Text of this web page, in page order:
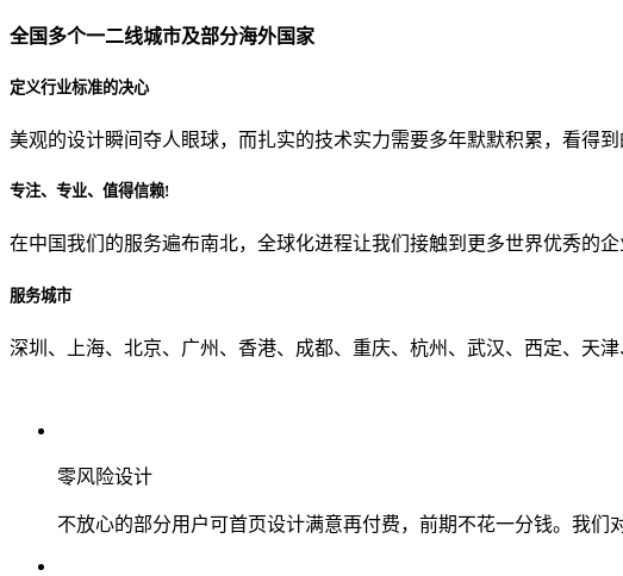
贵公司的团队规模是？
从哪里了解到我们？
全国多个一二线城市及部分海外国家
定义行业标准的决心
美观的设计瞬间夺人眼球，而扎实的技术实力需要多年默默积累，看得到
专注、专业、值得信赖!
在中国我们的服务遍布南北，全球化进程让我们接触到更多世界优秀的企
服务城市
深圳、上海、北京、广州、香港、成都、重庆、杭州、武汉、西定、天
零风险设计
不放心的部分用户可首页设计满意再付费，前期不花一分钱。我们